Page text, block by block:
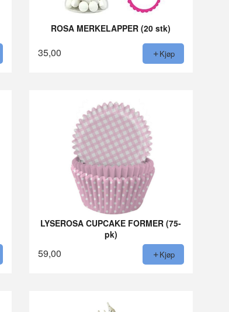
ROSA MERKELAPPER (20 stk)
35,00 Kjøp
LYSEROSA CUPCAKE FORMER (75-
pk)
59,00 Kjøp